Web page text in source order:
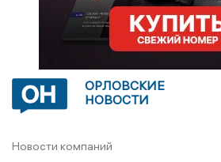
ОРЛОВСКИЕ
НОВОСТИ
Новости компаний